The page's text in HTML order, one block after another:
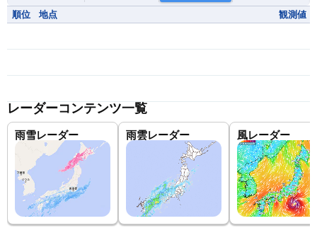
順位 地点 観測値
レーダーコンテンツ一覧
雨雪レーダー 雨雲レーダー 風レーダー